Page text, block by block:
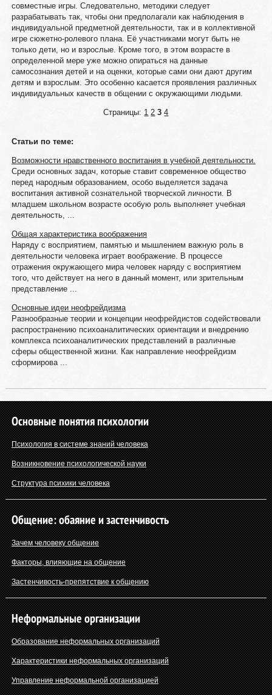
совместные игры. Следовательно, методики следует
разрабатывать так, чтобы они предполагали как наблюдения в
индивидуальной предметной деятельности, так и в коллективной
игре сюжетно-ролевого плана. Её участниками могут быть не
только дети, но и взрослые. Кроме того, в этом возрасте в
определенной мере уже можно опираться на данные
самосознания детей и на оценки, которые сами они дают другим
детям и взрослым. Это особенно касается проявления различных
индивидуальных качеств в общении с окружающими людьми.
Страницы: 1 2 3 4
Статьи по теме:
Возможности нравственного воспитания в учебной деятельности.
Среди основных задач, которые ставит современное общество
перед народным образованием, особо выделяется задача
воспитания активной сознательной творческой личности. В
младшем школьном возрасте особую роль выполняет учебная
деятельность, ...
Общая характеристика воображения
Наряду с восприятием, памятью и мышлением важную роль в
деятельности человека играет воображение. В процессе
отражения окружающего мира человек наряду с восприятием
того, что действует на него в данный момент, или зрительным
представление ...
Основные идеи неофрейдизма
Разнообразные теории и концепции неофрейдистов содействовали
распространению психоаналитических ориентации и внедрению
комплекса психоаналитических представлений в различные
сферы общественной жизни. Как направление неофрейдизм
сформирова ...
Основные понятия психологии
Психология в системе знаний человека
Возникновение психологической науки
Структура психики человека
Общение: обаяние и застенчивость
Зачем человеку общение
Факторы, влияющие на общение
Застенчивость-препятствие к общению
Неформальные организации
Образование неформальных организаций
Характеристики неформальных организаций
Управление неформальной организацией